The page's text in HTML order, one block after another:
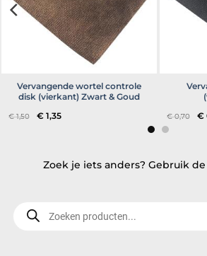
Vervangende wortel controle
disk (vierkant) Zwart & Goud
€1,50 Oorspronkelijke
prijs
€ 1,35Huidige €0,70 €
Zoek je iets anders? Gebruik
zoeken